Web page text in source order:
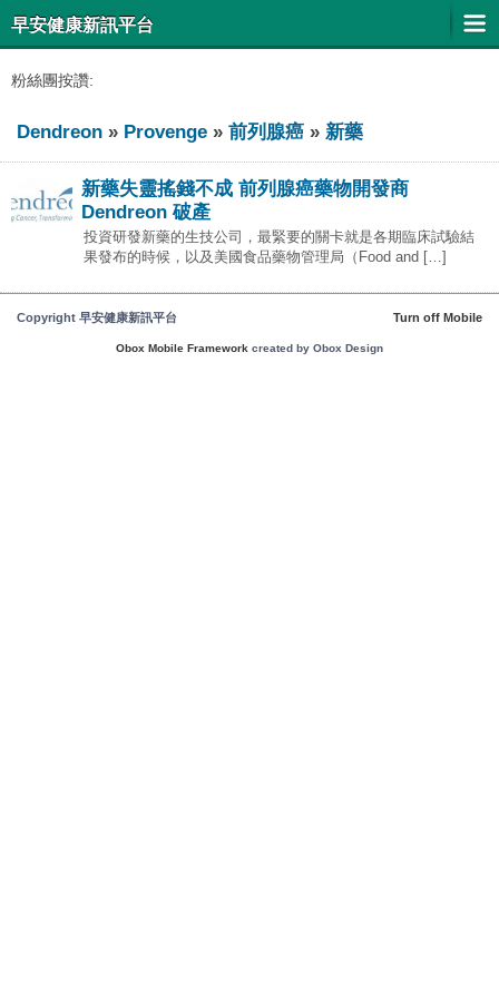
早安健康新訊平台
粉絲團按讚:
Dendreon » Provenge » 前列腺癌 » 新藥
新藥失靈搖錢不成 前列腺癌藥物開發商
Dendreon 破產
投資研發新藥的生技公司，最緊要的關卡就是各期臨床試驗結
果發布的時候，以及美國食品藥物管理局（Food and […]
Copyright 早安健康新訊平台 Turn off Mobile
Obox Mobile Framework created by Obox Design